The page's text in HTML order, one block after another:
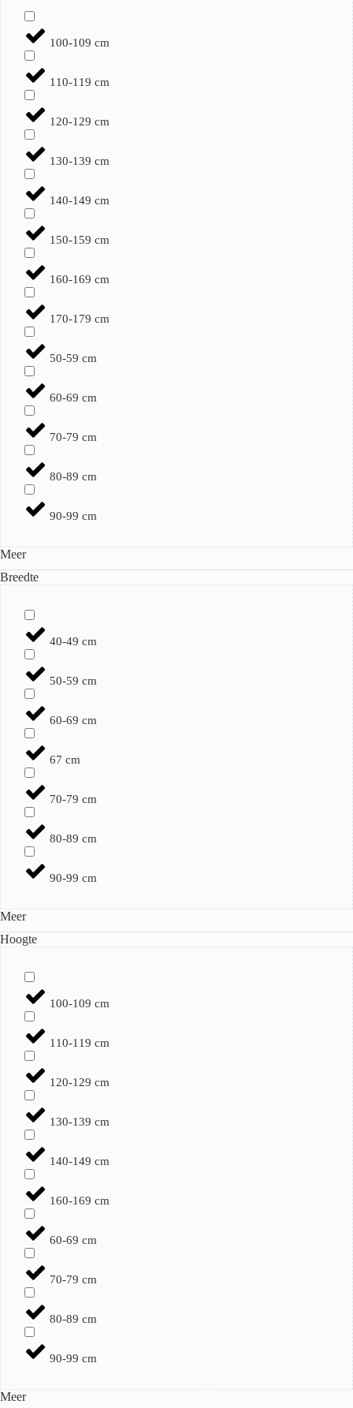
100-109 cm
110-119 cm
120-129 cm
130-139 cm
140-149 cm
150-159 cm
160-169 cm
170-179 cm
50-59 cm
60-69 cm
70-79 cm
80-89 cm
90-99 cm
Meer
Breedte
40-49 cm
50-59 cm
60-69 cm
67 cm
70-79 cm
80-89 cm
90-99 cm
Meer
Hoogte
100-109 cm
110-119 cm
120-129 cm
130-139 cm
140-149 cm
160-169 cm
60-69 cm
70-79 cm
80-89 cm
90-99 cm
Meer